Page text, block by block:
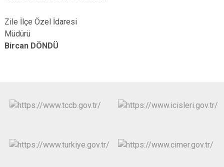
Zile İlçe Özel İdaresi
Müdürü
Bircan DÖNDÜ